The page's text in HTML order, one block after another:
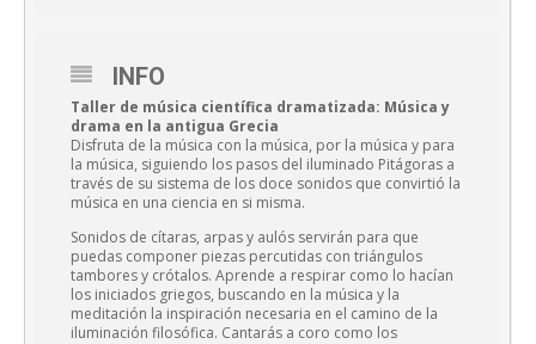
INFO
Taller de música científica dramatizada: Música y
drama en la antigua Grecia
Disfruta de la música con la música, por la música y para
la música, siguiendo los pasos del iluminado Pitágoras a
través de su sistema de los doce sonidos que convirtió la
música en una ciencia en si misma.
Sonidos de cítaras, arpas y aulós servirán para que
puedas componer piezas percutidas con triángulos
tambores y crótalos. Aprende a respirar como lo hacían
los iniciados griegos, buscando en la música y la
meditación la inspiración necesaria en el camino de la
iluminación filosófica. Cantarás a coro como los